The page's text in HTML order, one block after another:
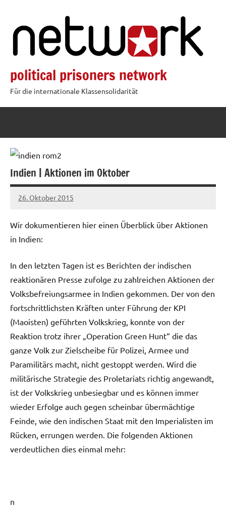
springen
political prisoners network
Für die internationale Klassensolidarität
Indien | Aktionen im Oktober
26. Oktober 2015
admin
Wir dokumentieren hier einen Überblick über Aktionen
in Indien:
In den letzten Tagen ist es Berichten der indischen
reaktionären Presse zufolge zu zahlreichen Aktionen der
Volksbefreiungsarmee in Indien gekommen. Der von den
fortschrittlichsten Kräften unter Führung der KPI
(Maoisten) geführten Volkskrieg, konnte von der
Reaktion trotz ihrer „Operation Green Hunt“ die das
ganze Volk zur Zielscheibe für Polizei, Armee und
Paramilitärs macht, nicht gestoppt werden. Wird die
militärische Strategie des Proletariats richtig angewandt,
ist der Volkskrieg unbesiegbar und es können immer
wieder Erfolge auch gegen scheinbar übermächtige
Feinde, wie den indischen Staat mit den Imperialisten im
Rücken, errungen werden. Die folgenden Aktionen
verdeutlichen dies einmal mehr:
n